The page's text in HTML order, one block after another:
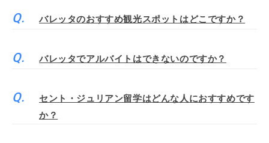
バレッタのおすすめ観光スポットはどこですか？
バレッタでアルバイトはできないのですか？
セント・ジュリアン留学はどんな人におすすめです
か？